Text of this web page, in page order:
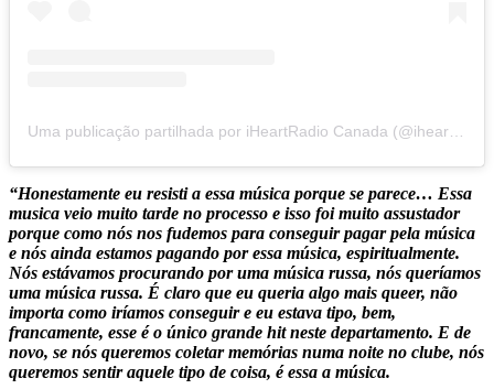
“Honestamente eu resisti a essa música porque se parece… Essa
musica veio muito tarde no processo e isso foi muito assustador
porque como nós nos fudemos para conseguir pagar pela música
e nós ainda estamos pagando por essa música, espiritualmente.
Nós estávamos procurando por uma música russa, nós queríamos
uma música russa. É claro que eu queria algo mais queer, não
importa como iríamos conseguir e eu estava tipo, bem,
francamente, esse é o único grande hit neste departamento. E de
novo, se nós queremos coletar memórias numa noite no clube, nós
queremos sentir aquele tipo de coisa, é essa a música.